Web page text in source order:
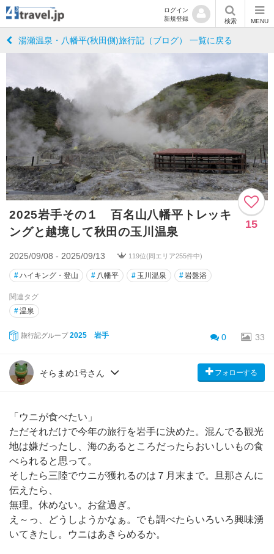
ログイン
新規登録
検索 MENU
湯瀬温泉・八幡平(秋田側)旅行記（ブログ） 一覧に戻る
2025岩手その１ 百名山八幡平トレッキ
ングと越境して秋田の玉川温泉
15
2025/09/08 - 2025/09/13 119位(同エリア255件中)
#ハイキング・登山 # 八幡平 # 玉川温泉 #岩盤浴
関連タグ
#温泉
旅行記グループ 2025 岩手 0 33
そらまめ1号さん フォローする
「ウニが食べたい」
ただそれだけで今年の旅行を岩手に決めた。混んでる観光
地は嫌だったし、海のあるところだったらおいしいもの食
べられると思って。
そしたら三陸でウニが獲れるのは７月末まで。旦那さんに
伝えたら、
無理。休めない。お盆過ぎ。
え～っ、どうしようかなぁ。でも調べたらいろいろ興味湧
いてきたし。ウニはあきらめるか。